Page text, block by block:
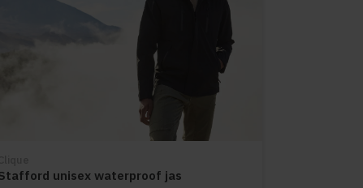
unisex waterproof jas